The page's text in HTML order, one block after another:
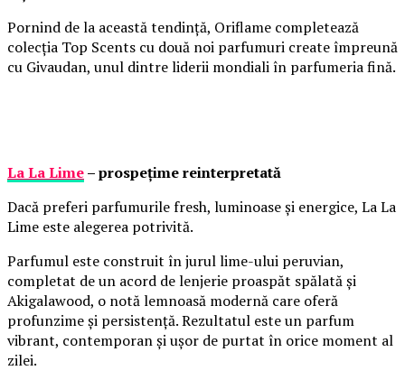
Pornind de la această tendință, Oriflame completează
colecția Top Scents cu două noi parfumuri create împreună
cu Givaudan, unul dintre liderii mondiali în parfumeria fină.
La La Lime– prospețime reinterpretată
Dacă preferi parfumurile fresh, luminoase și energice, La La
Lime este alegerea potrivită.
Parfumul este construit în jurul lime-ului peruvian,
completat de un acord de lenjerie proaspăt spălată și
Akigalawood, o notă lemnoasă modernă care oferă
profunzime și persistență. Rezultatul este un parfum
vibrant, contemporan și ușor de purtat în orice moment al
zilei.